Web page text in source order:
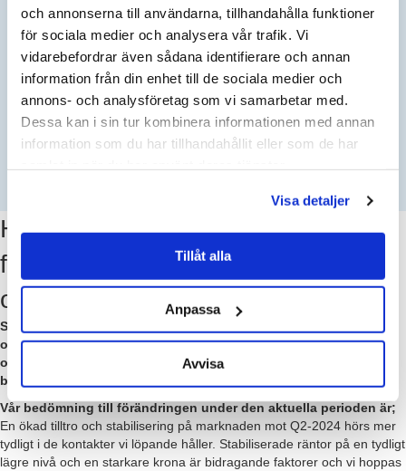
och annonserna till användarna, tillhandahålla funktioner
för sociala medier och analysera vår trafik. Vi
vidarebefordrar även sådana identifierare och annan
information från din enhet till de sociala medier och
annons- och analysföretag som vi samarbetar med.
Dessa kan i sin tur kombinera informationen med annan
information som du har tillhandahållit eller som de har
Visa detaljer
Tillåt alla
Anpassa
Avvisa
ANGE NUVARANDE AVTALSBELOPP:
SEK
ÄNDRINGSPROCENT ENLIGT AVTAL:
NYTT AVTALSPRIS EFTER HÖJNING:
Hur har Städbranschindex
förändrats senaste året Q1-2024
och Q1-2025
Städbranschindex är reaktivt i tiden, baserat på stora SCB-Index
och presenteras varje kvartal under året. Detta gör att omvärlden
och marknadens förändringar tas upp snabbare i vårt index, det
blir mer reaktivt.
Vår bedömning till förändringen under den aktuella perioden är;
En ökad tilltro och stabilisering på marknaden mot Q2-2024 hörs mer
tydligt i de kontakter vi löpande håller. Stabiliserade räntor på en tydligt
lägre nivå och en starkare krona är bidragande faktorer och vi hoppas